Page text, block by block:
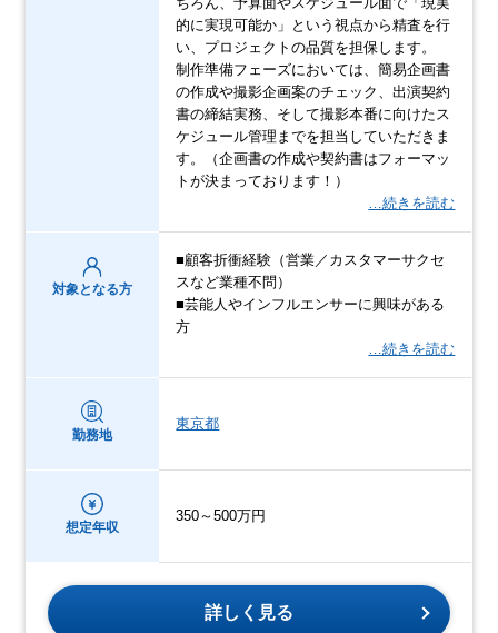
的に実現可能か」という視点から精査を行
い、プロジェクトの品質を担保します。
制作準備フェーズにおいては、簡易企画書
の作成や撮影企画案のチェック、出演契約
書の締結実務、そして撮影本番に向けたス
ケジュール管理までを担当していただきま
す。（企画書の作成や契約書はフォーマッ
トが決まっております！）
…続きを読む
対象となる方
■顧客折衝経験（営業／カスタマーサクセ
スなど業種不問）
■芸能人やインフルエンサーに興味がある
方
…続きを読む
勤務地
東京都
想定年収
350～500万円
詳しく見る